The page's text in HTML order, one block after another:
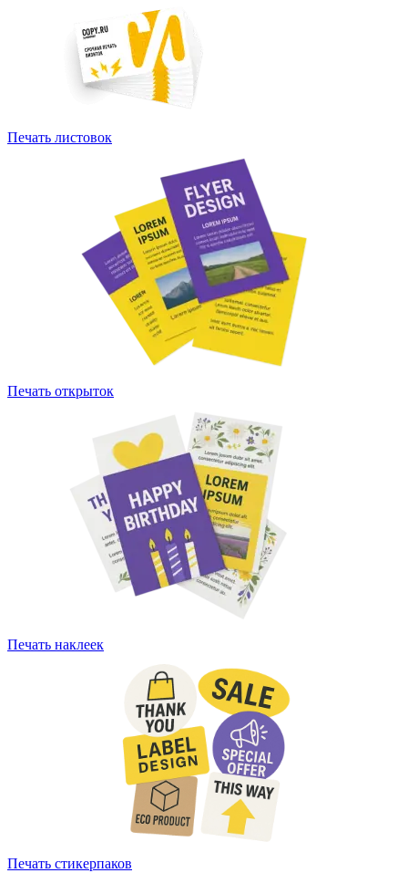
Печать листовок
Печать открыток
Печать наклеек
Печать стикерпаков